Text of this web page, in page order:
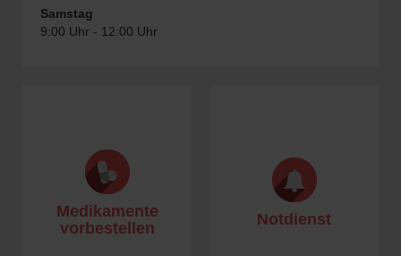
Samstag
9:00 Uhr - 12:00 Uhr
Medikamente
vorbestellen
Notdienst